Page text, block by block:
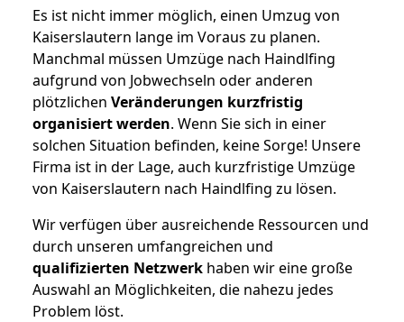
Es ist nicht immer möglich, einen Umzug von
Kaiserslautern lange im Voraus zu planen.
Manchmal müssen Umzüge nach Haindlfing
aufgrund von Jobwechseln oder anderen
plötzlichen Veränderungen kurzfristig
organisiert werden. Wenn Sie sich in einer
solchen Situation befinden, keine Sorge! Unsere
Firma ist in der Lage, auch kurzfristige Umzüge
von Kaiserslautern nach Haindlfing zu lösen.
Wir verfügen über ausreichende Ressourcen und
durch unseren umfangreichen und
qualifizierten Netzwerk haben wir eine große
Auswahl an Möglichkeiten, die nahezu jedes
Problem löst.